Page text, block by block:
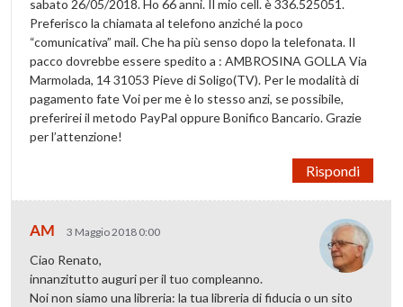
sabato 26/05/2018. Ho 66 anni. Il mio cell. è 336.525051.
Preferisco la chiamata al telefono anziché la poco
“comunicativa” mail. Che ha più senso dopo la telefonata. Il
pacco dovrebbe essere spedito a : AMBROSINA GOLLA Via
Marmolada, 14 31053 Pieve di Soligo(TV). Per le modalità di
pagamento fate Voi per me è lo stesso anzi, se possibile,
preferirei il metodo PayPal oppure Bonifico Bancario. Grazie
per l’attenzione!
Rispondi
AM 3 Maggio 2018 0:00
Ciao Renato,
innanzitutto auguri per il tuo compleanno.
Noi non siamo una libreria: la tua libreria di fiducia o un sito